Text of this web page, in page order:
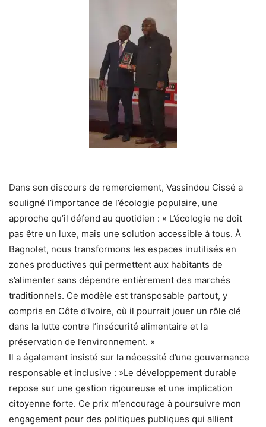
Dans son discours de remerciement, Vassindou Cissé a
souligné l’importance de l’écologie populaire, une
approche qu’il défend au quotidien : « L’écologie ne doit
pas être un luxe, mais une solution accessible à tous. À
Bagnolet, nous transformons les espaces inutilisés en
zones productives qui permettent aux habitants de
s’alimenter sans dépendre entièrement des marchés
traditionnels. Ce modèle est transposable partout, y
compris en Côte d’Ivoire, où il pourrait jouer un rôle clé
dans la lutte contre l’insécurité alimentaire et la
préservation de l’environnement. »
Il a également insisté sur la nécessité d’une gouvernance
responsable et inclusive : »Le développement durable
repose sur une gestion rigoureuse et une implication
citoyenne forte. Ce prix m’encourage à poursuivre mon
engagement pour des politiques publiques qui allient